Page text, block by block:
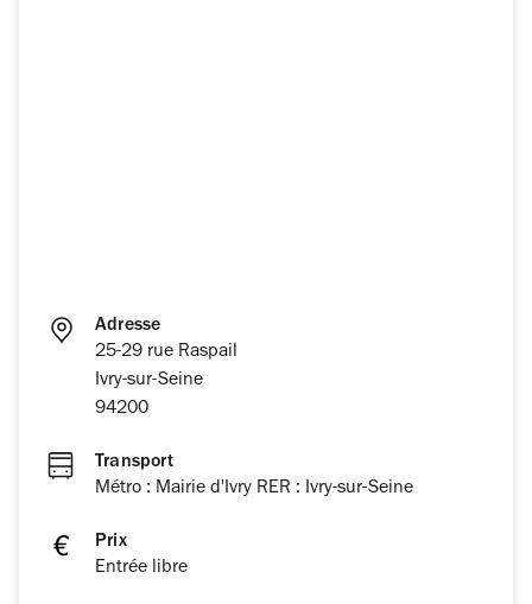
Adresse
25-29 rue Raspail
Ivry-sur-Seine
94200
Transport
Métro : Mairie d'Ivry RER : Ivry-sur-Seine
Prix
Entrée libre